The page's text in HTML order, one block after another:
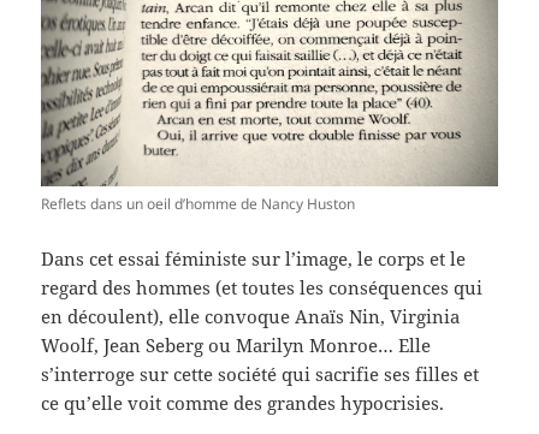
Reflets dans un oeil d’homme de Nancy Huston
Dans cet essai féministe sur l’image, le corps et le
regard des hommes (et toutes les conséquences qui
en découlent), elle convoque Anaïs Nin, Virginia
Woolf, Jean Seberg ou Marilyn Monroe… Elle
s’interroge sur cette société qui sacrifie ses filles et
ce qu’elle voit comme des grandes hypocrisies.